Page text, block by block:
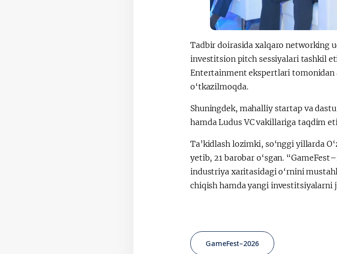
Tadbir doirasida xalqaro networking
investitsion pitch sessiyalari tashkil
Entertainment ekspertlari tomonidan
o‘tkazilmoqda.
Shuningdek, mahalliy startap va
hamda Ludus VC vakillariga taqdim
Ta’kidlash lozimki, so‘nggi yillarda
yetib, 21 barobar o‘sgan.
industriya xaritasidagi o‘rnini
chiqish hamda yangi
GameFest–2026